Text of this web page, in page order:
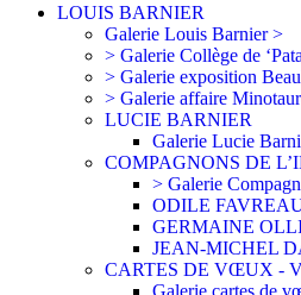
LOUIS BARNIER
Galerie Louis Barnier >
> Galerie Collège de
> Galerie exposition
> Galerie affaire
LUCIE BARNIER
Galerie Lucie
COMPAGNONS DE
> Galerie
ODILE
GERMAINE
JEAN-MICHEL
CARTES DE VŒUX -
Galerie cartes de